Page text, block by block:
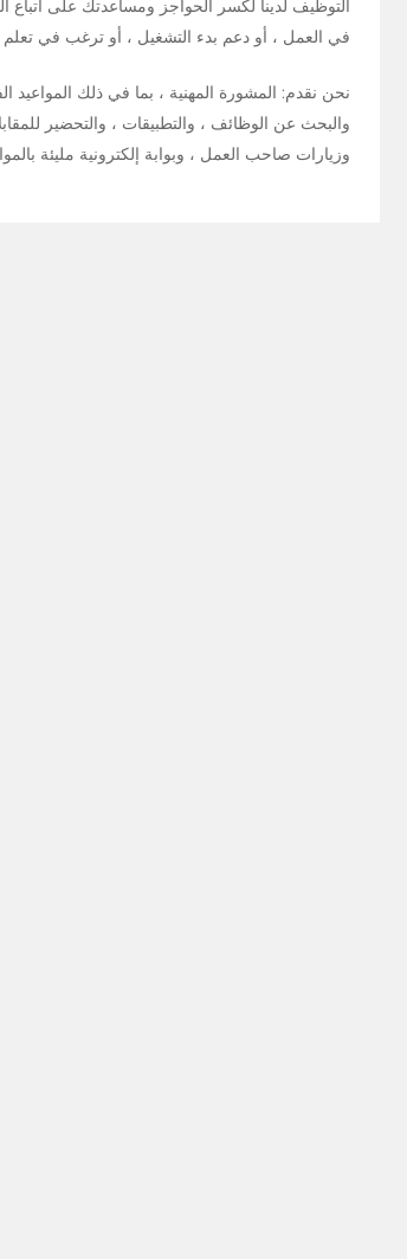
التوظيف لدينا لكسر الحواجز ومساعدتك على
في العمل ، أو دعم بدء التشغيل ، أو ترغب في تعلم
نحن نقدم: المشورة المهنية ، بما في ذلك المواعيد
والبحث عن الوظائف ، والتطبيقات ، والتحضير
وزيارات صاحب العمل ، وبوابة إلكترونية مليئة